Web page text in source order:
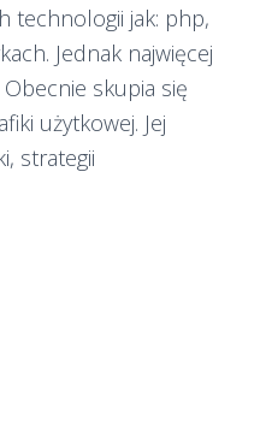
technologii jak: php,
Jednak najwięcej
skupia się
użytkowej. Jej
strategii